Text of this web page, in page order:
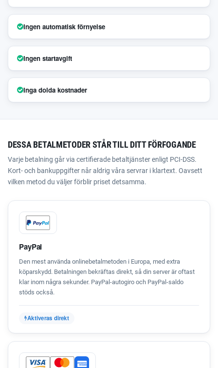
Ingen automatisk förnyelse
Ingen startavgift
Inga dolda kostnader
DESSA BETALMETODER STÅR TILL DITT FÖRFOGANDE
Varje betalning går via certifierade betaltjänster enligt PCI-DSS.
Kort- och bankuppgifter når aldrig våra servrar i klartext. Oavsett
vilken metod du väljer förblir priset detsamma.
PayPal
Den mest använda onlinebetalmetoden i Europa, med extra
köparskydd. Betalningen bekräftas direkt, så din server är oftast
klar inom några sekunder. PayPal-autogiro och PayPal-saldo
stöds också.
Aktiveras direkt